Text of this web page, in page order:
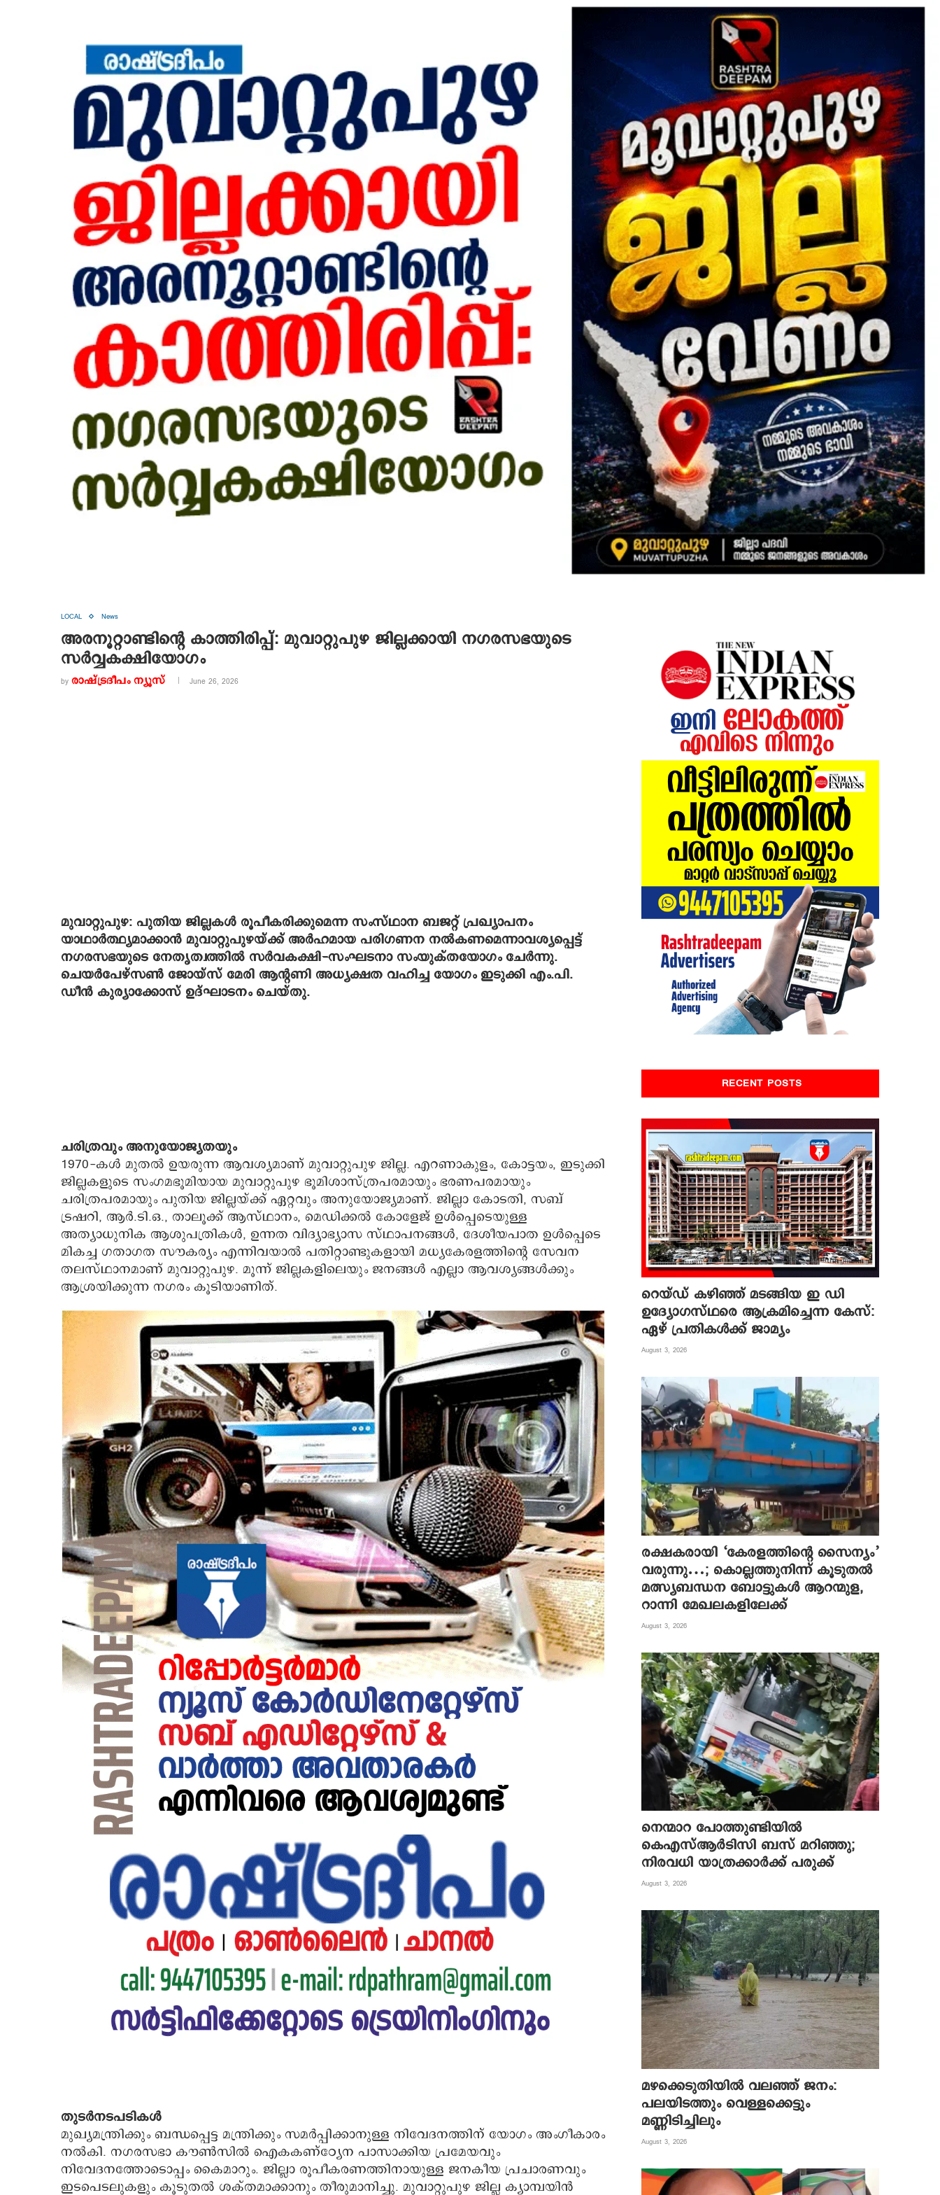
LOCAL News
അരനൂറ്റാണ്ടിന്റെ കാത്തിരിപ്പ്: മുവാറ്റുപുഴ ജില്ലക്കായി നഗരസഭയുടെ
സര്‍വ്വകക്ഷിയോഗം
by രാഷ്ട്രദീപം ന്യൂസ്‌ June 26, 2026
മുവാറ്റുപുഴ: പുതിയ ജില്ലകള്‍ രൂപീകരിക്കുമെന്ന സംസ്ഥാന ബജറ്റ് പ്രഖ്യാപനം
യാഥാര്‍ത്ഥ്യമാക്കാന്‍ മുവാറ്റുപുഴയ്ക്ക് അര്‍ഹമായ പരിഗണന നല്‍കണമെന്നാവശ്യപ്പെട്ട്
നഗരസഭയുടെ നേതൃത്വത്തില്‍ സര്‍വകക്ഷി-സംഘടനാ സംയുക്തയോഗം ചേര്‍ന്നു.
ചെയര്‍പേഴ്‌സണ്‍ ജോയ്‌സ് മേരി ആന്റണി അധ്യക്ഷത വഹിച്ച യോഗം ഇടുക്കി എം.പി.
ഡീന്‍ കുര്യാക്കോസ് ഉദ്ഘാടനം ചെയ്തു.
ചരിത്രവും അനുയോജ്യതയും
1970-കള്‍ മുതല്‍ ഉയരുന്ന ആവശ്യമാണ് മുവാറ്റുപുഴ ജില്ല. എറണാകുളം, കോട്ടയം, ഇടുക്കി
ജില്ലകളുടെ സംഗമഭൂമിയായ മുവാറ്റുപുഴ ഭൂമിശാസ്ത്രപരമായും ഭരണപരമായും
ചരിത്രപരമായും പുതിയ ജില്ലയ്ക്ക് ഏറ്റവും അനുയോജ്യമാണ്. ജില്ലാ കോടതി, സബ്
ട്രഷറി, ആര്‍.ടി.ഒ., താലൂക്ക് ആസ്ഥാനം, മെഡിക്കല്‍ കോളേജ് ഉള്‍പ്പെടെയുള്ള
അത്യാധുനിക ആശുപത്രികള്‍, ഉന്നത വിദ്യാഭ്യാസ സ്ഥാപനങ്ങള്‍, ദേശീയപാത ഉള്‍പ്പെടെ
മികച്ച ഗതാഗത സൗകര്യം എന്നിവയാല്‍ പതിറ്റാണ്ടുകളായി മധ്യകേരളത്തിന്റെ സേവന
തലസ്ഥാനമാണ് മുവാറ്റുപുഴ. മൂന്ന് ജില്ലകളിലെയും ജനങ്ങള്‍ എല്ലാ ആവശ്യങ്ങള്‍ക്കും
ആശ്രയിക്കുന്ന നഗരം കൂടിയാണിത്.
തുടര്‍നടപടികള്‍
മുഖ്യമന്ത്രിക്കും ബന്ധപ്പെട്ട മന്ത്രിക്കും സമര്‍പ്പിക്കാനുള്ള നിവേദനത്തിന് യോഗം അംഗീകാരം
നല്‍കി. നഗരസഭാ കൗണ്‍സില്‍ ഐകകണ്‌ഠ്യേന പാസാക്കിയ പ്രമേയവും
നിവേദനത്തോടൊപ്പം കൈമാറും. ജില്ലാ രൂപീകരണത്തിനായുള്ള ജനകീയ പ്രചാരണവും
ഇടപെടലുകളും കൂടുതല്‍ ശക്തമാക്കാനും തീരുമാനിച്ചു. മുവാറ്റുപുഴ ജില്ല ക്യാമ്പയിന്‍
RECENT POSTS
റെയ്ഡ് കഴിഞ്ഞ് മടങ്ങിയ ഇ ഡി
ഉദ്യോഗസ്ഥരെ ആക്രമിച്ചെന്ന കേസ്:
ഏഴ് പ്രതികള്‍ക്ക് ജാമ്യം
August 3, 2026
രക്ഷകരായി ‘കേരളത്തിന്റെ സൈന്യം’
വരുന്നു…; കൊല്ലത്തുനിന്ന് കൂടുതല്‍
മത്സ്യബന്ധന ബോട്ടുകള്‍ ആറന്മുള,
റാന്നി മേഖലകളിലേക്ക്
August 3, 2026
നെന്മാറ പോത്തുണ്ടിയില്‍
കെഎസ്ആര്‍ടിസി ബസ് മറിഞ്ഞു;
നിരവധി യാത്രക്കാര്‍ക്ക് പരുക്ക്
August 3, 2026
മഴക്കെടുതിയിൽ വലഞ്ഞ് ജനം:
പലയിടത്തും വെള്ളക്കെട്ടും
മണ്ണിടിച്ചിലും
August 3, 2026